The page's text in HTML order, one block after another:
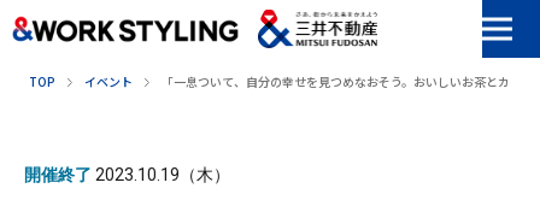
TOP イベント 「一息ついて、自分の幸せを見つめなおそう。おいしいお茶とカ
開催終了 2023.10.19（木）